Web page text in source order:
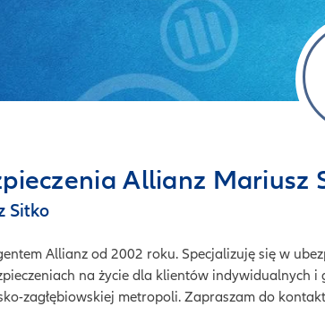
Allianz Mariusz
Sitko
Allianz od 2002 roku. Specjalizuję się w
na życie dla klientów indywidualnych i
zagłębiowskiej metropoli. Zapraszam do